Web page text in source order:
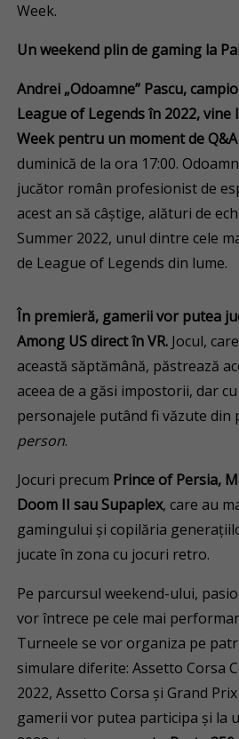
Week.
Un weekend plin de gaming la
Andrei „Odoamne” Pascu,
League of Legends în 2022, vine
Week pentru un moment de
duminică de la ora 17:00.
jucător român profesionist de
acest an să câștige, alături de
Summer 2022, unul dintre cele
de League of Legends din lume.
În premieră, gamerii vor putea
Among US direct în VR. Jocul,
această săptămână, păstrează
aceea de a găsi impostorii, dar
personajele putând fi văzute din
person.
Jocuri precum Prince of Persia,
Doom II sau Supaplex, care au
gamingului și copilăria
jucate în zona cu jocuri retro.
Pe parcursul weekend-ului,
vor întrece pe cele mai
Turneele se vor organiza pe
simulare diferite: Assetto Corsa
2022, Assetto Corsa și Grand
gamerii vor putea participa și la